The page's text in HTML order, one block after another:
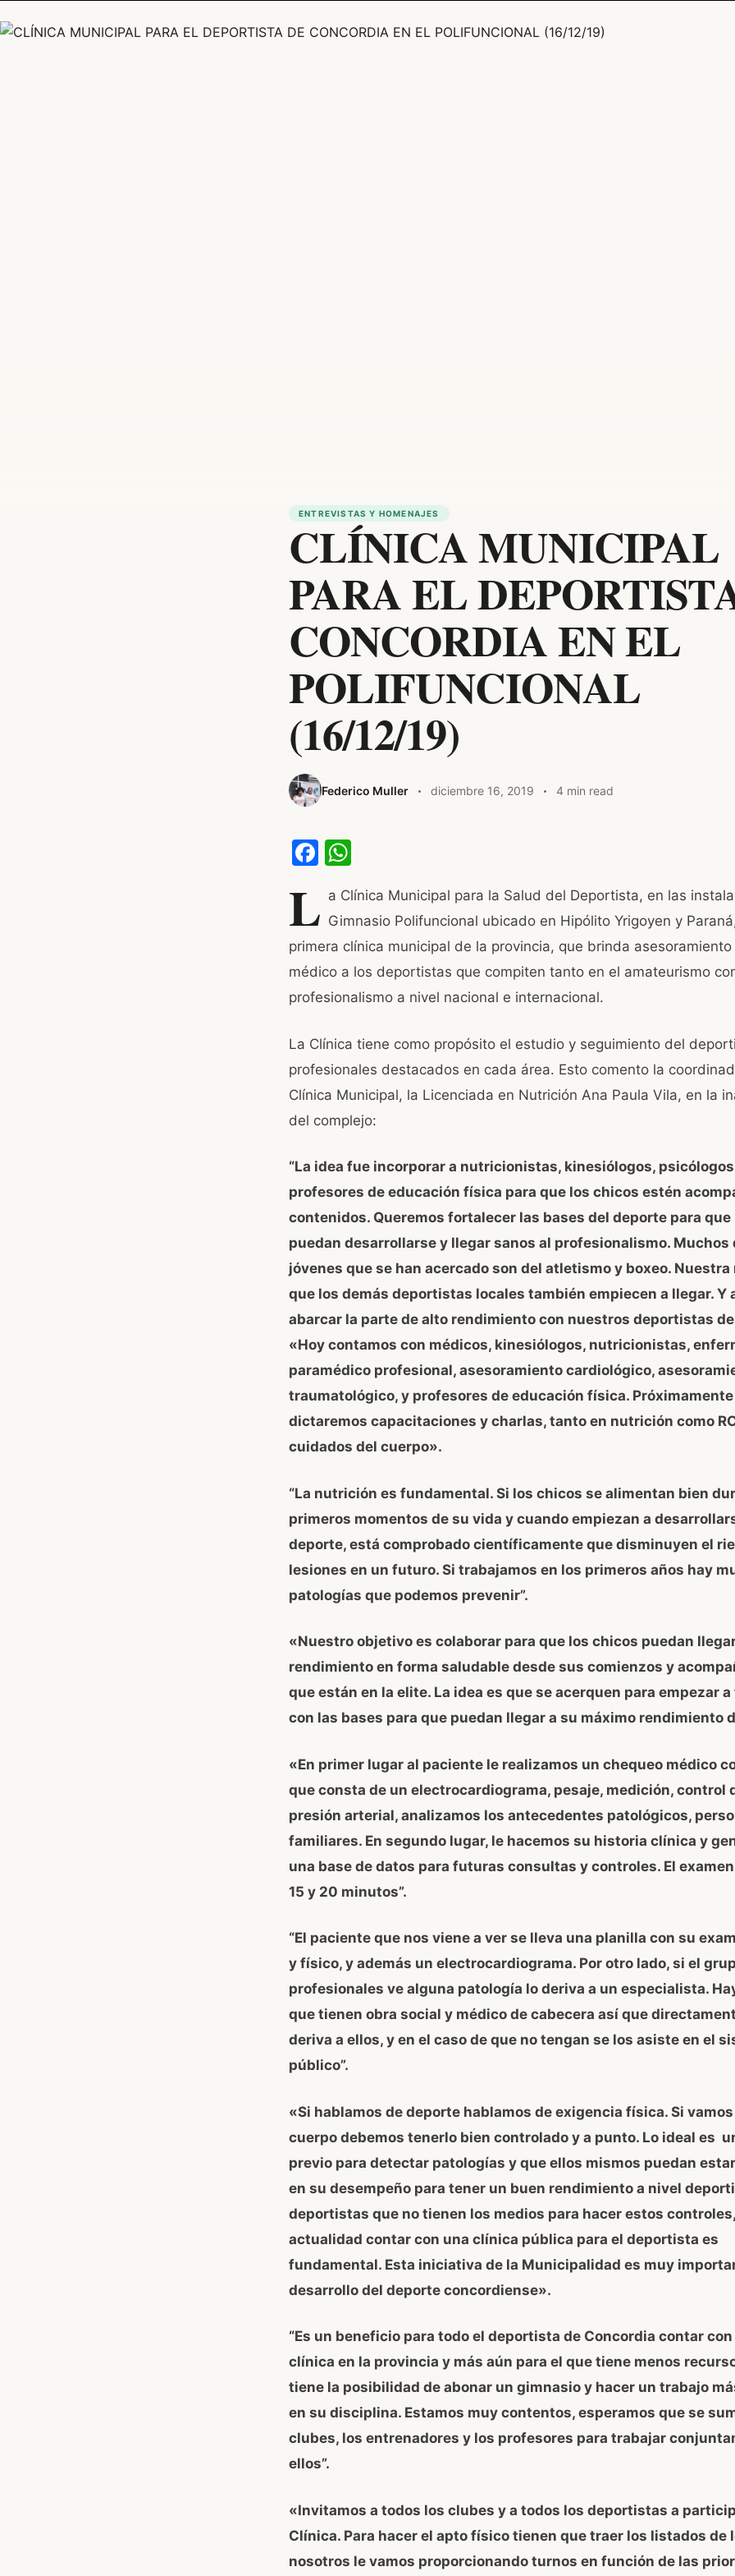
ENTREVISTAS Y HOMENAJES
CLÍNICA MUNICIPAL
PARA EL
CONCORDIA EN EL
POLIFUNCIONAL
(16/12/19)
Federico Muller diciembre 16, 2019 4 min read
F
c
e
b
o
o
k
at
s
A
p
p
L a Clínica Municipal para la Salud del Deportista, en las
Gimnasio Polifuncional ubicado en Hipólito Yrigoyen y
primera clínica municipal de la provincia, que brinda
médico a los deportistas que compiten tanto en el amateurismo
profesionalismo a nivel nacional e internacional.
La Clínica tiene como propósito el estudio y seguimiento del
profesionales destacados en cada área. Esto comento la
Clínica Municipal, la Licenciada en Nutrición Ana Paula Vila, en la
del complejo:
“La idea fue incorporar a nutricionistas, kinesiólogos,
profesores de educación física para que los chicos estén
contenidos. Queremos fortalecer las bases del deporte para
puedan desarrollarse y llegar sanos al profesionalismo. Muchos
jóvenes que se han acercado son del atletismo y boxeo. Nuestra
que los demás deportistas locales también empiecen a llegar. Y
abarcar la parte de alto rendimiento con nuestros deportistas de
«Hoy contamos con médicos, kinesiólogos, nutricionistas,
paramédico profesional, asesoramiento cardiológico,
traumatológico, y profesores de educación física. Próximamente
dictaremos capacitaciones y charlas, tanto en nutrición como
cuidados del cuerpo».
“La nutrición es fundamental. Si los chicos se alimentan bien
primeros momentos de su vida y cuando empiezan a
deporte, está comprobado científicamente que disminuyen el
lesiones en un futuro. Si trabajamos en los primeros años hay
patologías que podemos prevenir”.
«Nuestro objetivo es colaborar para que los chicos puedan
rendimiento en forma saludable desde sus comienzos y
que están en la elite. La idea es que se acerquen para empezar
con las bases para que puedan llegar a su máximo rendimiento
«En primer lugar al paciente le realizamos un chequeo médico
que consta de un electrocardiograma, pesaje, medición, control
presión arterial, analizamos los antecedentes patológicos,
familiares. En segundo lugar, le hacemos su historia clínica y
una base de datos para futuras consultas y controles. El
15 y 20 minutos”.
“El paciente que nos viene a ver se lleva una planilla con su
y físico, y además un electrocardiograma. Por otro lado, si el
profesionales ve alguna patología lo deriva a un especialista.
que tienen obra social y médico de cabecera así que
deriva a ellos, y en el caso de que no tengan se los asiste en el
público”.
«Si hablamos de deporte hablamos de exigencia física. Si
cuerpo debemos tenerlo bien controlado y a punto. Lo ideal es
previo para detectar patologías y que ellos mismos puedan
en su desempeño para tener un buen rendimiento a nivel
deportistas que no tienen los medios para hacer estos
actualidad contar con una clínica pública para el deportista es
fundamental. Esta iniciativa de la Municipalidad es muy
desarrollo del deporte concordiense».
“Es un beneficio para todo el deportista de Concordia contar
clínica en la provincia y más aún para el que tiene menos
tiene la posibilidad de abonar un gimnasio y hacer un trabajo
en su disciplina. Estamos muy contentos, esperamos que se
clubes, los entrenadores y los profesores para trabajar
ellos”.
«Invitamos a todos los clubes y a todos los deportistas a
Clínica. Para hacer el apto físico tienen que traer los listados de
nosotros le vamos proporcionando turnos en función de las